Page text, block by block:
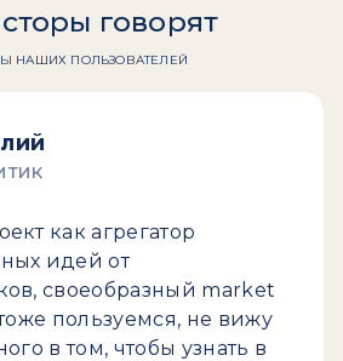
говорят
НАШИХ ПОЛЬЗОВАТЕЛЕЙ
как агрегатор
идей от
своеобразный market
пользуемся, не вижу
в том, чтобы узнать в